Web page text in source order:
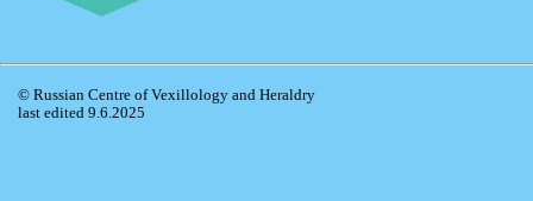
© Russian Centre of Vexillology and Heraldry
last edited 9.6.2025